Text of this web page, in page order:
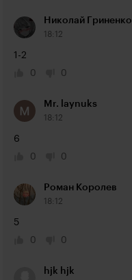
Николай Гриненко
18:12
1-2
0
0
Mr. laynuks
18:12
6
0
0
Роман Королев
18:12
5
0
0
hjk hjk